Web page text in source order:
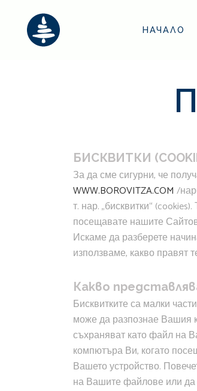
НАЧАЛО
БИСКВИТКИ
За да сме сигурни, че
WWW.BOROVITZA.COM /
т. нар. „бисквитки“
посещавате нашите
Искаме да разберете
използваме, какво правят
Какво
Бисквитките са малки
може да разпознае Вашия
съхраняват като файл на
компютъра Ви, когато
Вашето устройство.
на Вашите файлове или да